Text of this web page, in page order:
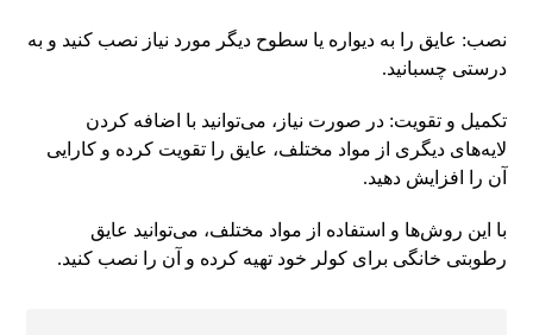
نصب: عایق را به دیواره یا سطوح دیگر مورد نیاز نصب کنید و به
درستی چسبانید.
تکمیل و تقویت: در صورت نیاز، می‌توانید با اضافه کردن
لایه‌های دیگری از مواد مختلف، عایق را تقویت کرده و کارایی
آن را افزایش دهید.
با این روش‌ها و استفاده از مواد مختلف، می‌توانید عایق
رطوبتی خانگی برای کولر خود تهیه کرده و آن را نصب کنید.